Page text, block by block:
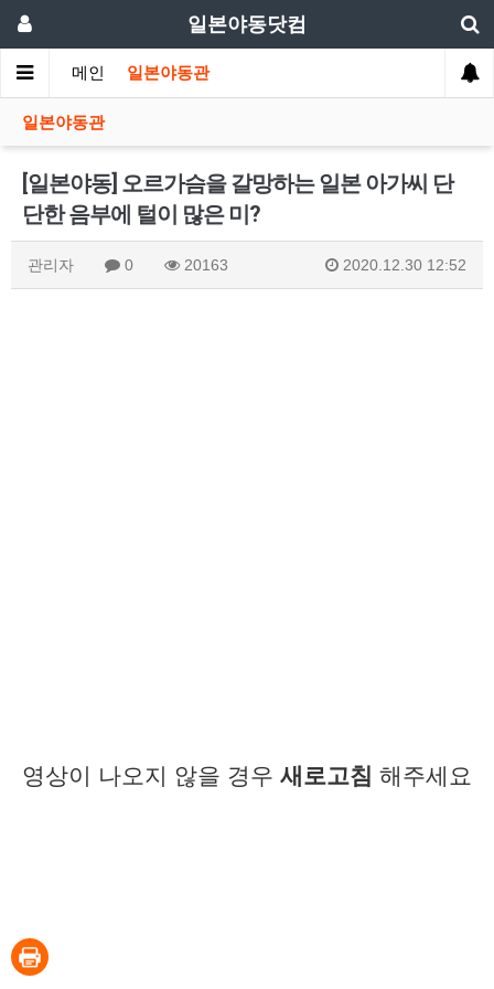
일본야동닷컴
메인 일본야동관
일본야동관
[일본야동] 오르가슴을 갈망하는 일본 아가씨 단
단한 음부에 털이 많은 미?
관리자 0 20163 2020.12.30 12:52
영상이 나오지 않을 경우 새로고침 해주세요